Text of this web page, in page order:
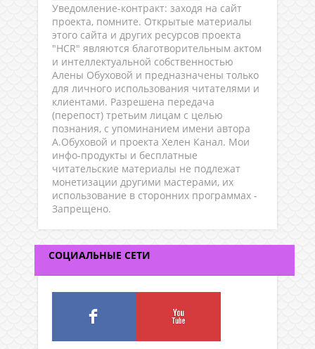
Уведомление-контракт: заходя на сайт
проекта, помните. Открытые материалы
этого сайта и других ресурсов проекта
"HCR" являются благотворительным актом
и интеллектуальной собственностью
Алены Обуховой и предназначены только
для личного использования читателями и
клиентами. Разрешена передача
(перепост) третьим лицам с целью
познания, с упоминанием имени автора
А.Обуховой и проекта Хелен Канал. Мои
инфо-продукты и бесплатные
читательские материалы не подлежат
монетизации другими мастерами, их
использование в сторонних программах -
Запрещено.
СОЦИАЛЬНЫЕ СЕТИ